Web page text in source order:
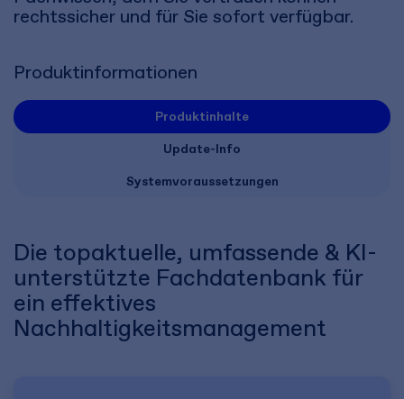
rechtssicher und für Sie sofort verfügbar.
Produktinformationen
Produktinhalte
Update-Info
Systemvoraussetzungen
Die topaktuelle, umfassende & KI-
unterstützte Fachdatenbank für
ein effektives
Nachhaltigkeitsmanagement